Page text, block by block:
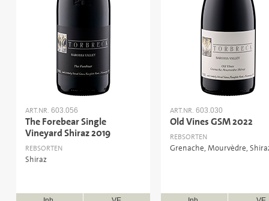
ART.NR. 603.056
The Forebear Single
Vineyard Shiraz 2019
REBSORTEN
Shiraz
ART.NR. 603.030
Old Vines GSM 2022
REBSORTEN
Grenache, Mourvèdre,